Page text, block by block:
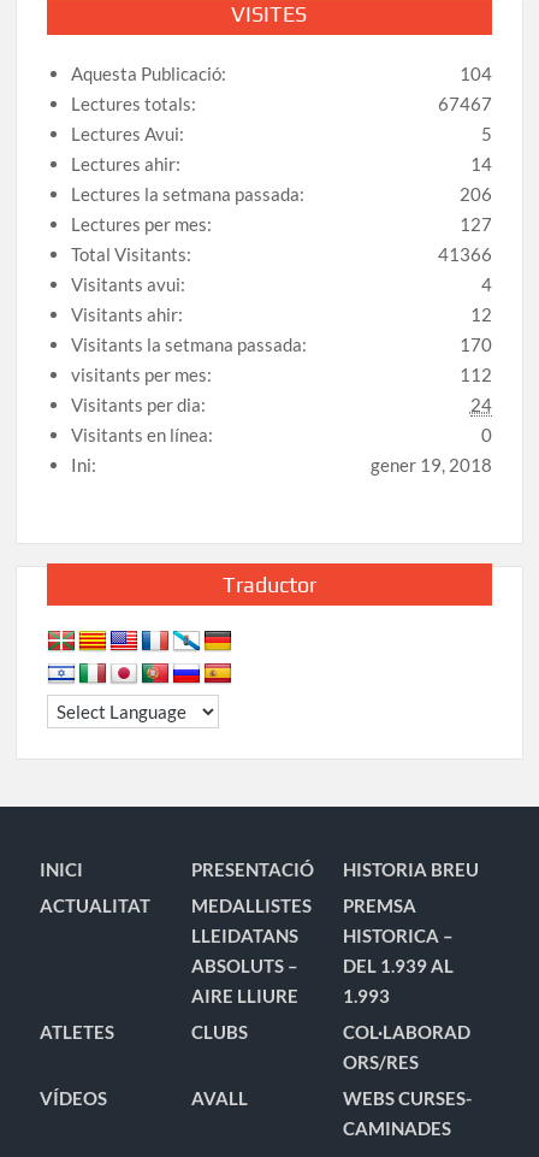
VISITES
104
Aquesta Publicació:
67467
Lectures totals:
5
Lectures Avui:
14
Lectures ahir:
206
Lectures la setmana passada:
127
Lectures per mes:
41366
Total Visitants:
4
Visitants avui:
12
Visitants ahir:
170
Visitants la setmana passada:
112
visitants per mes:
24
Visitants per dia:
0
Visitants en línea:
gener 19, 2018
Ini:
Traductor
INICI PRESENTACIÓ
HISTORIA BREU
ACTUALITAT
MEDALLISTES
LLEIDATANS
ABSOLUTS –
AIRE LLIURE
PREMSA
HISTORICA –
DEL 1.939 AL
1.993
ATLETES
CLUBS
COL·LABORAD
ORS/RES
VÍDEOS
AVALL
WEBS CURSES-
CAMINADES